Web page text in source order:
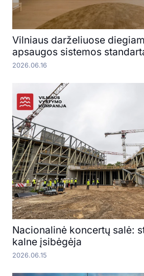
Vilniaus darželiuose
apsaugos sistemos
2026.06.16
Nacionalinė koncertų salė:
kalne įsibėgėja
2026.06.15